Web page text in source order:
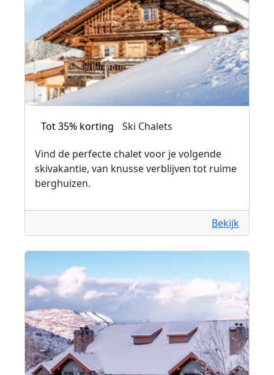
Tot 35% korting Ski Chalets
Vind de perfecte chalet voor je volgende
skivakantie, van knusse verblijven tot ruime
berghuizen.
Bekijk